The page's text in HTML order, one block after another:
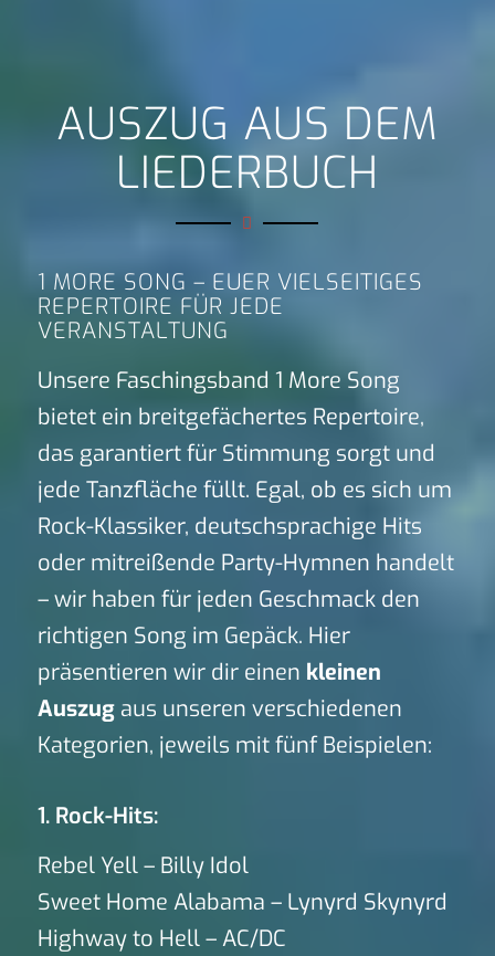
AUSZUG AUS DEM
LIEDERBUCH
1 MORE SONG – EUER VIELSEITIGES
REPERTOIRE FÜR JEDE
VERANSTALTUNG
Unsere Faschingsband 1 More Song
bietet ein breitgefächertes Repertoire,
das garantiert für Stimmung sorgt und
jede Tanzfläche füllt. Egal, ob es sich um
Rock-Klassiker, deutschsprachige Hits
oder mitreißende Party-Hymnen handelt
– wir haben für jeden Geschmack den
richtigen Song im Gepäck. Hier
präsentieren wir dir einen kleinen
Auszugaus unseren verschiedenen
Kategorien, jeweils mit fünf Beispielen:
1. Rock-Hits:
Rebel Yell – Billy Idol
Sweet Home Alabama – Lynyrd Skynyrd
Highway to Hell – AC/DC